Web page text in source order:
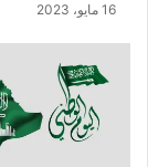
16 مايو، 2023